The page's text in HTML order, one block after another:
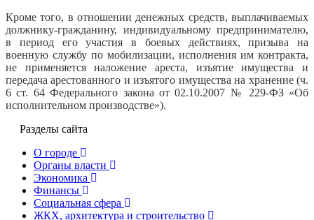
Кроме того, в отношении денежных средств, выплачиваемых
должнику-гражданину, индивидуальному предпринимателю,
в период его участия в боевых действиях, призыва на
военную службу по мобилизации, исполнения им контракта,
не применяется наложение ареста, изъятие имущества и
передача арестованного и изъятого имущества на хранение (ч.
6 ст. 64 Федерального закона от 02.10.2007 № 229-ФЗ «Об
исполнительном производстве»).
Разделы сайта
О городе
Органы власти
Экономика
Финансы
Социальная сфера
ЖКХ, архитектура и строительство